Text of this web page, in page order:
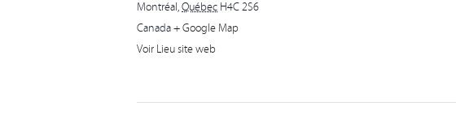
Montréal,Québec H4C 2S6
Canada+ Google Map
Voir Lieu site web